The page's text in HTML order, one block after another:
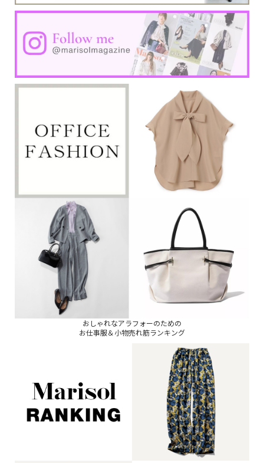
おしゃれなアラフォーのための
お仕事服＆小物売れ筋ランキング